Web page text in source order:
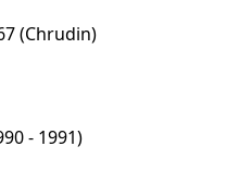
(Chrudin)
- 1991)